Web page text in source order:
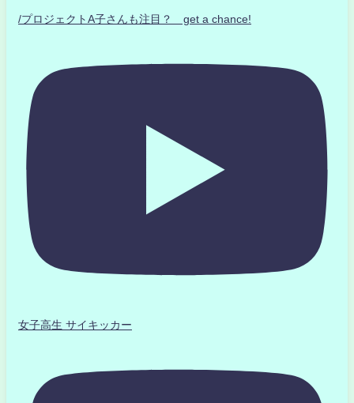
/プロジェクトA子さんも注目？ get a chance!
女子高生 サイキッカー